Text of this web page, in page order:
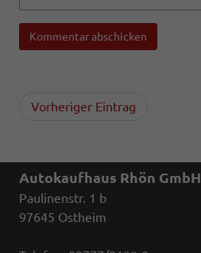
Kommentar abschicken
Vorheriger Eintrag
Autokaufhaus Rhön GmbH
Paulinenstr. 1 b
97645 Ostheim